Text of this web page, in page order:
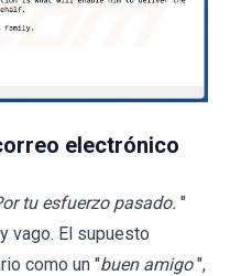
electrónico
tu esfuerzo pasado. "
vago. El supuesto
como un "buen amigo ",